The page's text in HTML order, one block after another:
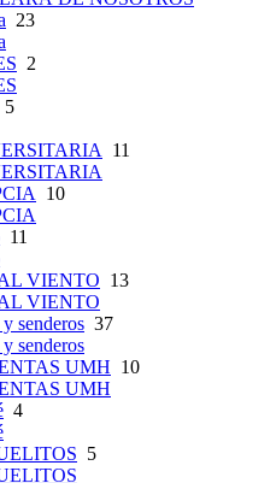
23
2
5
11
10
11
VIENTO 13
VIENTO
senderos 37
senderos
UMH 10
UMH
4
5